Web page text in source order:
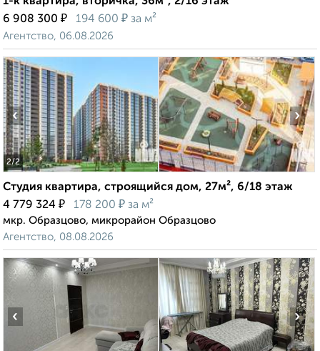
6 908 300 ₽ 194 600 ₽ за м²
Агентство, 06.08.2026
2/2
‹ ›
Студия квартира, строящийся дом, 27м², 6/18 этаж
4 779 324 ₽ 178 200 ₽ за м²
мкр. Образцово, микрорайон Образцово
Агентство, 08.08.2026
‹ ›